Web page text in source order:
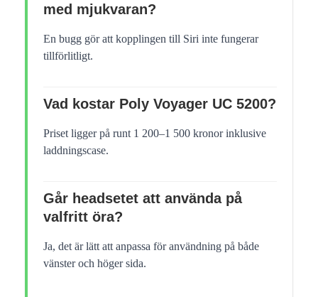
med mjukvaran?
En bugg gör att kopplingen till Siri inte fungerar
tillförlitligt.
Vad kostar Poly Voyager UC 5200?
Priset ligger på runt 1 200–1 500 kronor inklusive
laddningscase.
Går headsetet att använda på
valfritt öra?
Ja, det är lätt att anpassa för användning på både
vänster och höger sida.